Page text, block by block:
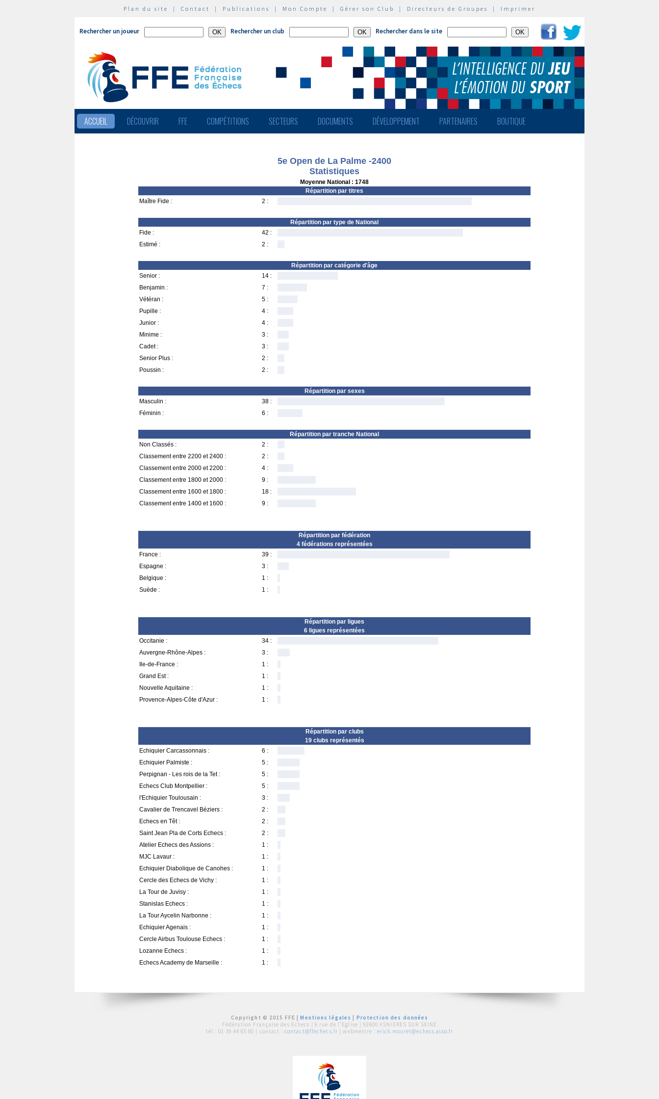
Plan du site | Contact | Publications | Mon Compte | Gérer son Club | Directeurs de Groupes | Imprimer
Rechercher un joueur Rechercher un club Rechercher dans le site
ACCUEIL DÉCOUVRIR FFE COMPÉTITIONS SECTEURS DOCUMENTS DÉVELOPPEMENT PARTENAIRES BOUTIQUE
5e Open de La Palme -2400
Statistiques
Moyenne National : 1748
Répartition par titres
Maître Fide :
2 :
Répartition par type de National
Fide :
42 :
Estimé :
2 :
Répartition par catégorie d'âge
Senior :
14 :
Benjamin :
7 :
Vétéran :
5 :
Pupille :
4 :
Junior :
4 :
Minime :
3 :
Cadet :
3 :
Senior Plus :
2 :
Poussin :
2 :
Répartition par sexes
Masculin :
38 :
Féminin :
6 :
Répartition par tranche National
Non Classés :
2 :
Classement entre 2200 et 2400 :
2 :
Classement entre 2000 et 2200 :
4 :
Classement entre 1800 et 2000 :
9 :
Classement entre 1600 et 1800 :
18 :
Classement entre 1400 et 1600 :
9 :
Répartition par fédération
4 fédérations représentées
France :
39 :
Espagne :
3 :
Belgique :
1 :
Suède :
1 :
Répartition par ligues
6 ligues représentées
Occitanie :
34 :
Auvergne-Rhône-Alpes :
3 :
Ile-de-France :
1 :
Grand Est :
1 :
Nouvelle Aquitaine :
1 :
Provence-Alpes-Côte d'Azur :
1 :
Répartition par clubs
19 clubs représentés
Echiquier Carcassonnais :
6 :
Echiquier Palmiste :
5 :
Perpignan - Les rois de la Tet :
5 :
Echecs Club Montpellier :
5 :
l'Echiquier Toulousain :
3 :
Cavalier de Trencavel Béziers :
2 :
Echecs en Têt :
2 :
Saint Jean Pla de Corts Echecs :
2 :
Atelier Echecs des Assions :
1 :
MJC Lavaur :
1 :
Echiquier Diabolique de Canohes :
1 :
Cercle des Echecs de Vichy :
1 :
La Tour de Juvisy :
1 :
Stanislas Echecs :
1 :
La Tour Aycelin Narbonne :
1 :
Echiquier Agenais :
1 :
Cercle Airbus Toulouse Echecs :
1 :
Lozanne Echecs :
1 :
Echecs Academy de Marseille :
1 :
Copyright © 2015 FFE |Mentions légales
Protection des données
Fédération Française des Echecs | 6 rue de l'Eglise | 92600 ASNIERES SUR SEINE
tél : 01 39 44 65 80 | contact : contact@ffechecs.fr | webmestre : erick.mouret@echecs.asso.fr